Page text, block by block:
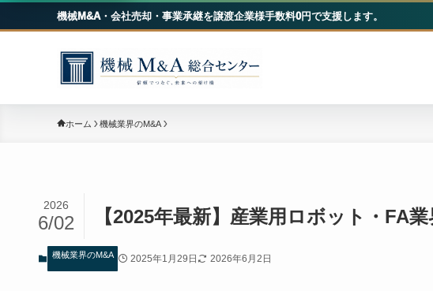
機械M&A・会社売却・事業承継を譲渡企業様手数料0円で支援します。
ホーム 機械業界のM&A
【2025年最新】産業用ロボット・FA
2026
6/02
機械業界のM&A 2025年1月29日 2026年6月2日